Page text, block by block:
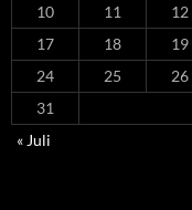
10
11 12
17
18 19
24
25 26
31
« Juli